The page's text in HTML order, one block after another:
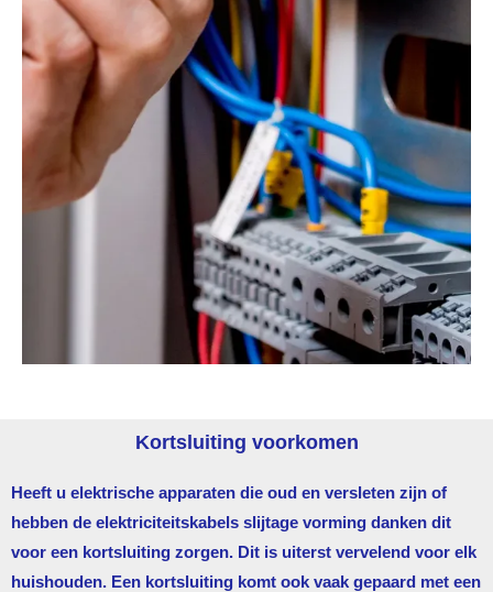
Kortsluiting voorkomen
Heeft u elektrische apparaten die oud en versleten zijn of
hebben de elektriciteitskabels slijtage vorming danken dit
voor een kortsluiting zorgen. Dit is uiterst vervelend voor elk
huishouden. Een kortsluiting komt ook vaak gepaard met een